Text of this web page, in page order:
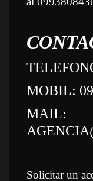
MOBIL:
MAIL:
Solicitar un